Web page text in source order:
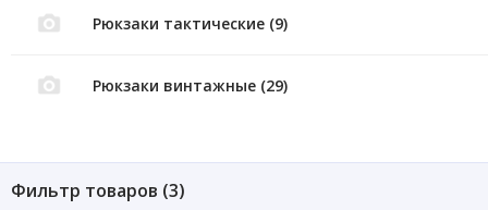
Рюкзаки тактические (9)
Рюкзаки винтажные (29)
Фильтр товаров (3)